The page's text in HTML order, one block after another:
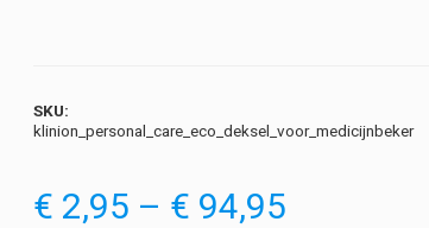
SKU:
klinion_personal_care_eco_deksel_voor_medicijnbeker
€ 2,95 – € 94,95